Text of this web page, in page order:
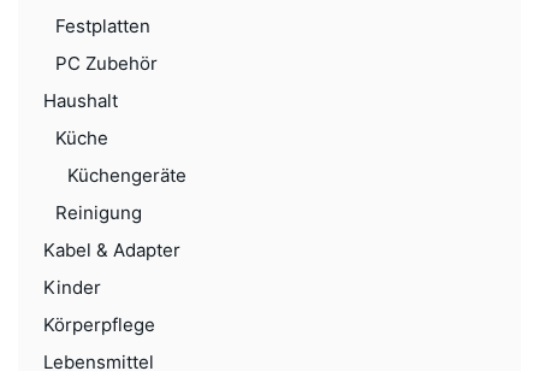
Festplatten
PC Zubehör
Haushalt
Küche
Küchengeräte
Reinigung
Kabel & Adapter
Kinder
Körperpflege
Lebensmittel